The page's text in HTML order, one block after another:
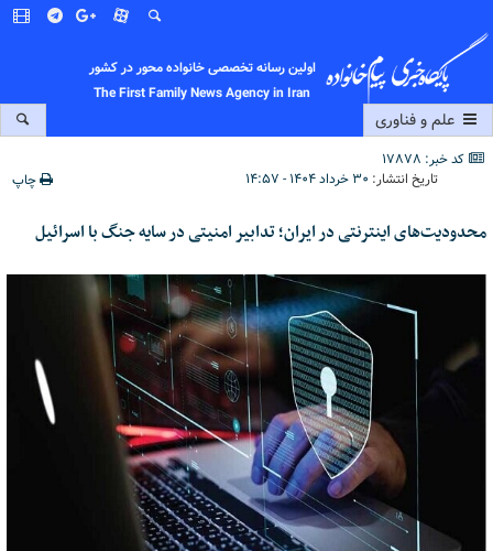
اولین رسانه تخصصی خانواده محور در کشور
The First Family News Agency in Iran
علم و فناوری
کد خبر: 17878
تاریخ انتشار: ۳۰ خرداد ۱۴۰۴ - ۱۴:۵۷ چاپ
محدودیت‌های اینترنتی در ایران؛ تدابیر امنیتی در سایه جنگ با اسرائیل